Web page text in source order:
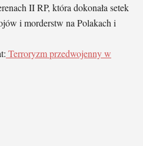
II RP, która dokonała setek
i morderstw na Polakach i
Terroryzm przedwojenny w